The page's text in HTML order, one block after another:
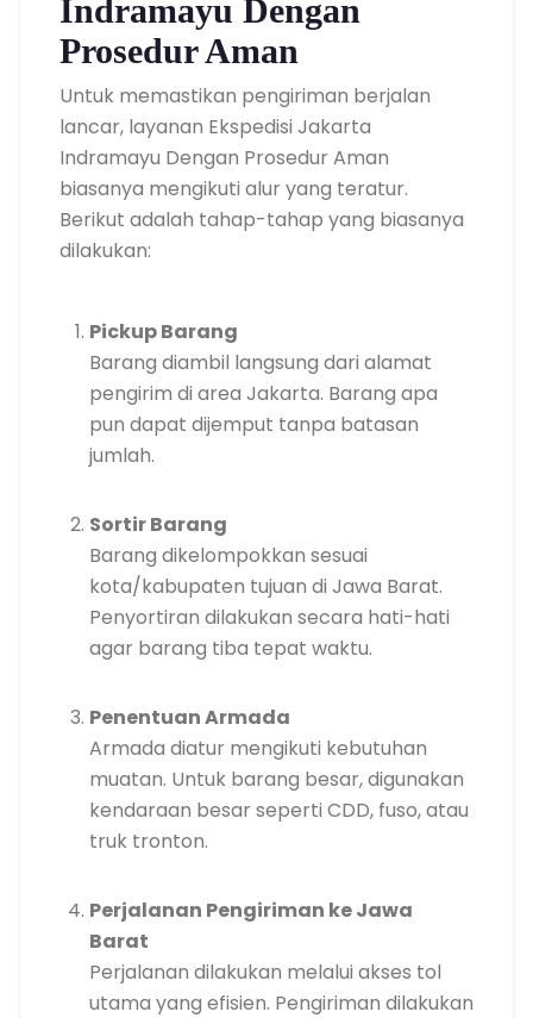
Indramayu Dengan
Prosedur Aman
Untuk memastikan pengiriman berjalan
lancar, layanan Ekspedisi Jakarta
Indramayu Dengan Prosedur Aman
biasanya mengikuti alur yang teratur.
Berikut adalah tahap-tahap yang biasanya
dilakukan:
Pickup Barang
Barang diambil langsung dari alamat
pengirim di area Jakarta. Barang apa
pun dapat dijemput tanpa batasan
jumlah.
Sortir Barang
Barang dikelompokkan sesuai
kota/kabupaten tujuan di Jawa Barat.
Penyortiran dilakukan secara hati-hati
agar barang tiba tepat waktu.
Penentuan Armada
Armada diatur mengikuti kebutuhan
muatan. Untuk barang besar, digunakan
kendaraan besar seperti CDD, fuso, atau
truk tronton.
Perjalanan Pengiriman ke Jawa
Barat
Perjalanan dilakukan melalui akses tol
utama yang efisien. Pengiriman dilakukan